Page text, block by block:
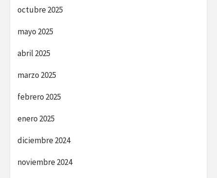
octubre 2025
mayo 2025
abril 2025
marzo 2025
febrero 2025
enero 2025
diciembre 2024
noviembre 2024